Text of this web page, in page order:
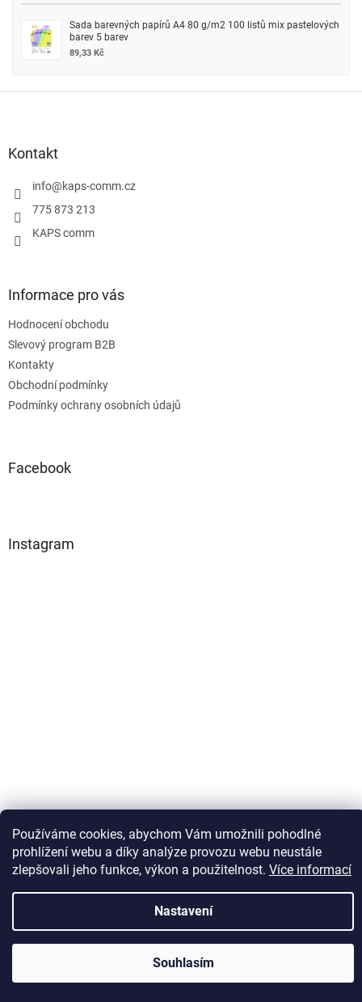
Používáme cookies, abychom Vám umožnili pohodlné
prohlížení webu a díky analýze provozu webu neustále
zlepšovali jeho funkce, výkon a použitelnost. Více informací
Nastavení
Souhlasím
Sada barevných papírů A4 80 g/m2 100 listů mix pastelových
barev 5 barev
89,33 Kč
Kontakt
info@kaps-comm.cz
775 873 213
KAPS comm
Informace pro vás
Hodnocení obchodu
Slevový program B2B
Kontakty
Obchodní podmínky
Podmínky ochrany osobních údajů
Facebook
Instagram
Sledovat na Instagramu
Copyright 2026Kaps comm. Všechna práva vyhrazena.